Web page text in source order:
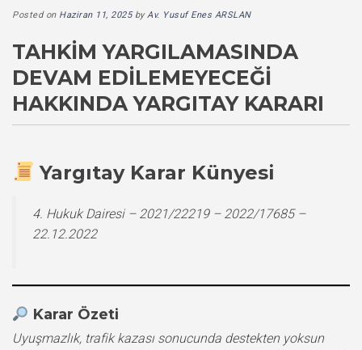
Posted on Haziran 11, 2025byAv. Yusuf Enes ARSLAN
TAHKIM YARGILAMASINDA
DEVAM EDILEMEYECEĞI
HAKKINDA YARGITAY KARARI
Yargıtay Karar Künyesi
4. Hukuk Dairesi – 2021/22219 – 2022/17685 –
22.12.2022
Karar Özeti
Uyuşmazlık, trafik kazası sonucunda destekten yoksun